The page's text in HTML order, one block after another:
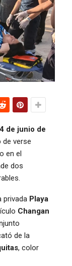
de junio de
de verse
en el
dos
privada Playa
Changan
de la
, color